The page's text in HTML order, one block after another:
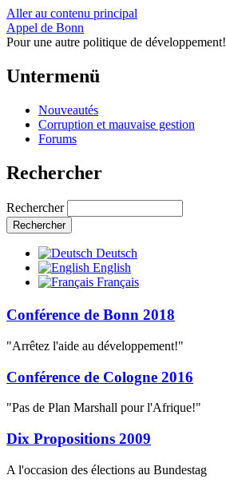
Aller au contenu principal
Appel de Bonn
Pour une autre politique de développement!
Untermenü
Nouveautés
Corruption et mauvaise gestion
Forums
Rechercher
Rechercher
Deutsch
English
Français
Conférence de Bonn 2018
"Arrêtez l'aide au développement!"
Conférence de Cologne 2016
"Pas de Plan Marshall pour l'Afrique!"
Dix Propositions 2009
A l'occasion des élections au Bundestag